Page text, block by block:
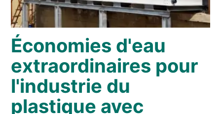
REFERENCES
NOUVELLES ET ÉVÉNEMENTS
QUI SOMMES-NOUS
DÉVELOPPEMENT DURABLE
ARTICLES TECHNIQUES
AIRE RÉSERVÉE
Économies d'eau
extraordinaires pour
l'industrie du
plastique avec